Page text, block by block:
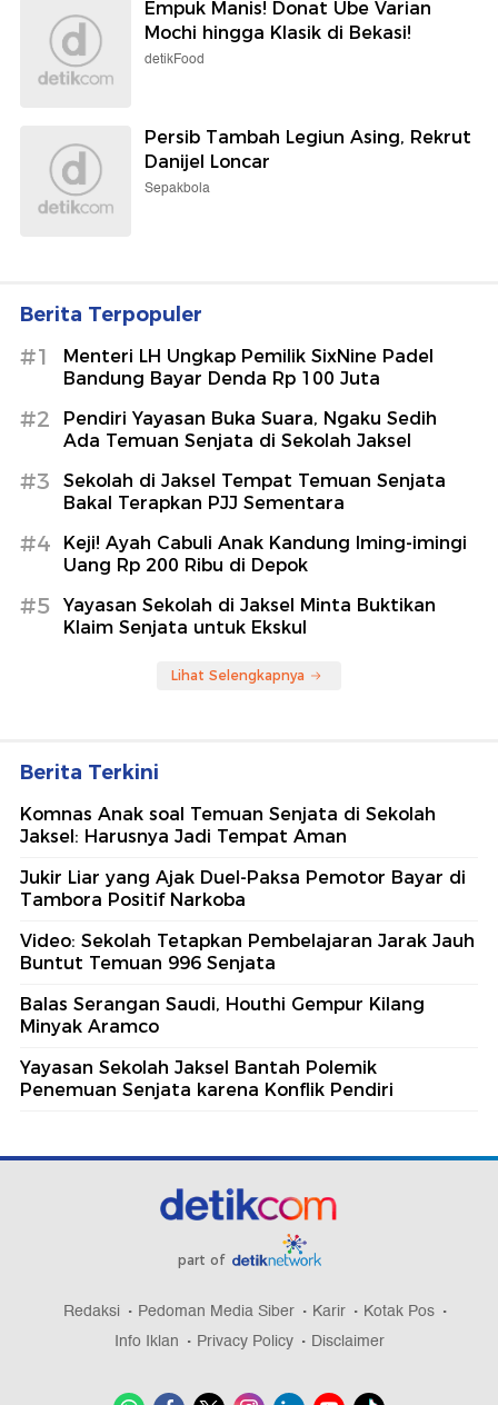
Empuk Manis! Donat Ube Varian
Mochi hingga Klasik di Bekasi!
detikFood
Persib Tambah Legiun Asing, Rekrut
Danijel Loncar
Sepakbola
Berita Terpopuler
#1
Menteri LH Ungkap Pemilik SixNine Padel
Bandung Bayar Denda Rp 100 Juta
#2
Pendiri Yayasan Buka Suara, Ngaku Sedih
Ada Temuan Senjata di Sekolah Jaksel
#3
Sekolah di Jaksel Tempat Temuan Senjata
Bakal Terapkan PJJ Sementara
#4
Keji! Ayah Cabuli Anak Kandung Iming-imingi
Uang Rp 200 Ribu di Depok
#5
Yayasan Sekolah di Jaksel Minta Buktikan
Klaim Senjata untuk Ekskul
Lihat Selengkapnya
Berita Terkini
Komnas Anak soal Temuan Senjata di Sekolah
Jaksel: Harusnya Jadi Tempat Aman
Jukir Liar yang Ajak Duel-Paksa Pemotor Bayar di
Tambora Positif Narkoba
Video: Sekolah Tetapkan Pembelajaran Jarak Jauh
Buntut Temuan 996 Senjata
Balas Serangan Saudi, Houthi Gempur Kilang
Minyak Aramco
Yayasan Sekolah Jaksel Bantah Polemik
Penemuan Senjata karena Konflik Pendiri
part of
Redaksi Pedoman Media Siber Karir
Kotak Pos
Info Iklan
Privacy Policy Disclaimer